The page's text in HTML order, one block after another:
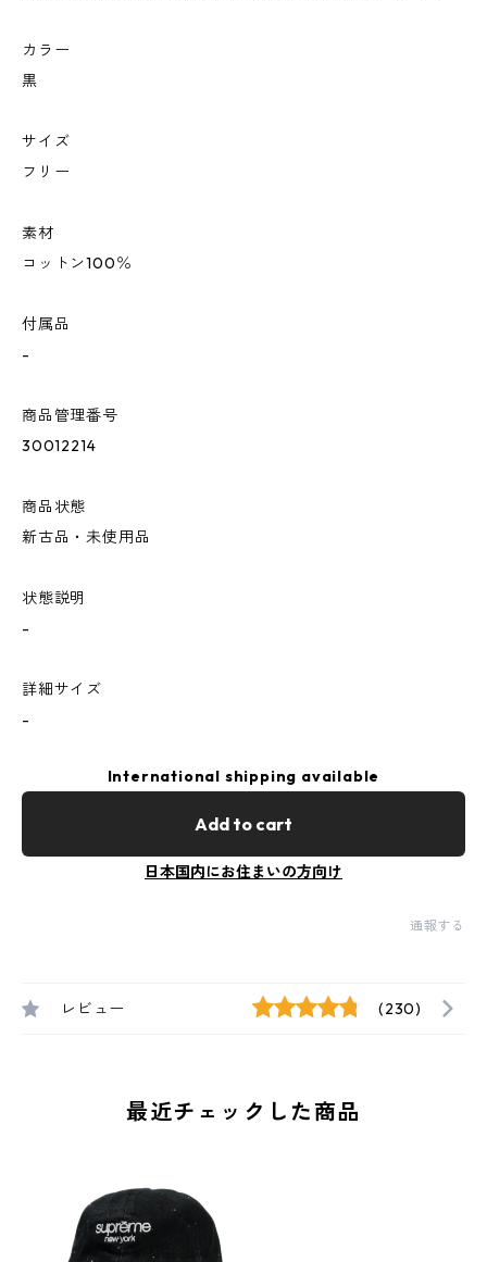
カラー
黒
サイズ
フリー
素材
コットン100％
付属品
-
商品管理番号
30012214
商品状態
新古品・未使用品
状態説明
-
詳細サイズ
-
International shipping available
Add to cart
日本国内にお住まいの方向け
通報する
レビュー (230)
最近チェックした商品